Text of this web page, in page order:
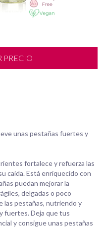
unas pestañas fuertes y
fortalece y refuerza las
caída. Está enriquecido con
puedan mejorar la
delgadas o poco
las pestañas, nutriendo y
fuertes. Deja que tus
y consigue unas pestañas